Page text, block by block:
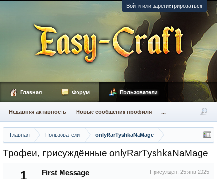
Войти или зарегистрироваться
Главная Пользователи onlyRarTyshkaNaMage
Трофеи, присуждённые onlyRarTyshkaNaMage
1 Присуждён: 25 янв 2025
First Message
Главная Форум Пользователи
Недавняя активность Новые сообщения профиля ...